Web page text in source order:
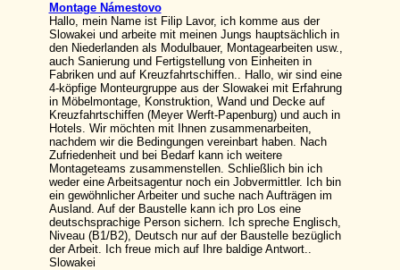
Montage Námestovo
Hallo, mein Name ist Filip Lavor, ich komme aus der
Slowakei und arbeite mit meinen Jungs hauptsächlich in
den Niederlanden als Modulbauer, Montagearbeiten usw.,
auch Sanierung und Fertigstellung von Einheiten in
Fabriken und auf Kreuzfahrtschiffen.. Hallo, wir sind eine
4-köpfige Monteurgruppe aus der Slowakei mit Erfahrung
in Möbelmontage, Konstruktion, Wand und Decke auf
Kreuzfahrtschiffen (Meyer Werft-Papenburg) und auch in
Hotels. Wir möchten mit Ihnen zusammenarbeiten,
nachdem wir die Bedingungen vereinbart haben. Nach
Zufriedenheit und bei Bedarf kann ich weitere
Montageteams zusammenstellen. Schließlich bin ich
weder eine Arbeitsagentur noch ein Jobvermittler. Ich bin
ein gewöhnlicher Arbeiter und suche nach Aufträgen im
Ausland. Auf der Baustelle kann ich pro Los eine
deutschsprachige Person sichern. Ich spreche Englisch,
Niveau (B1/B2), Deutsch nur auf der Baustelle bezüglich
der Arbeit. Ich freue mich auf Ihre baldige Antwort..
Slowakei